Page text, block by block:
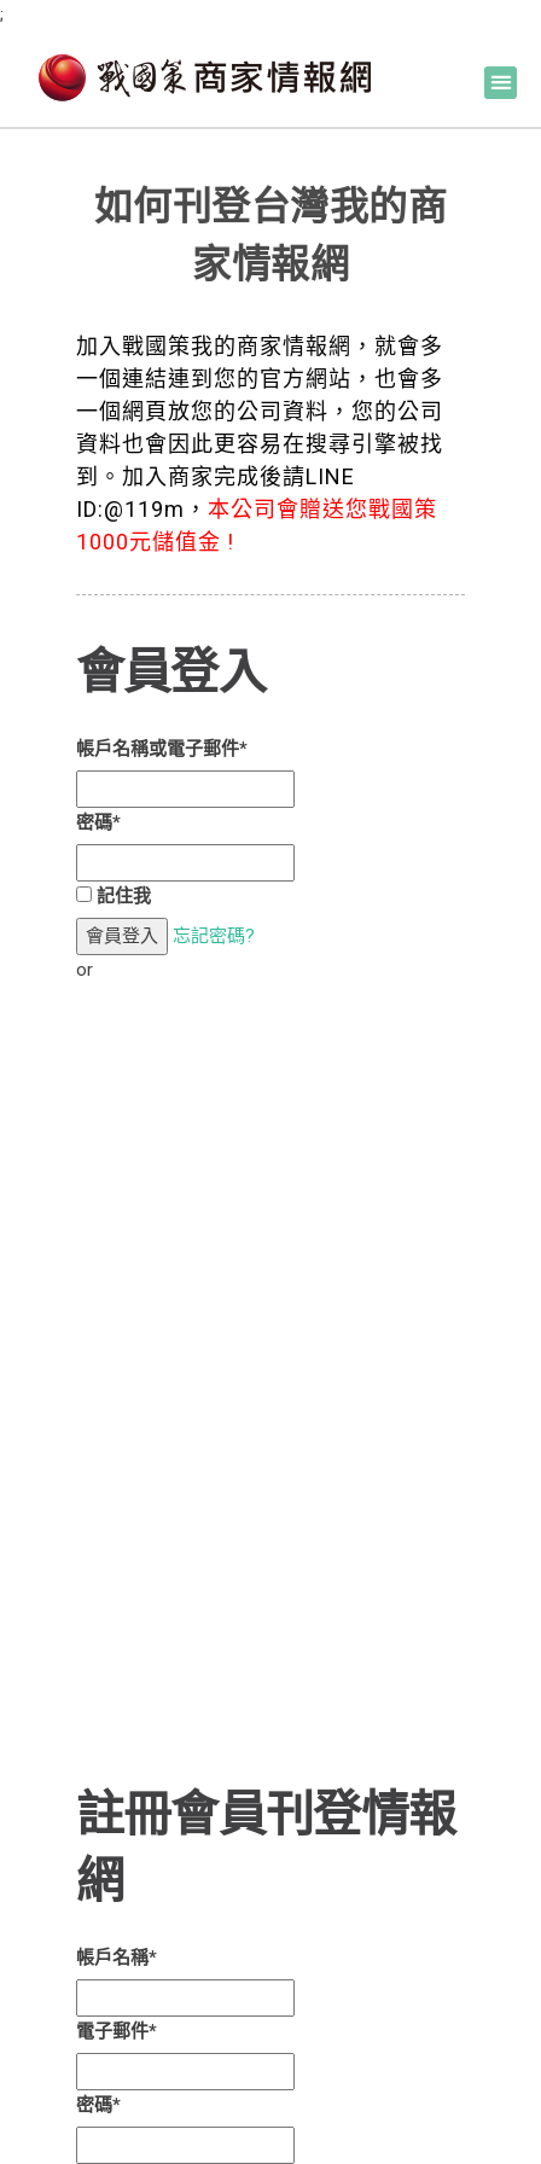
;
如何刊登台灣我的商
家情報網
加入戰國策我的商家情報網，就會多
一個連結連到您的官方網站，也會多
一個網頁放您的公司資料，您的公司
資料也會因此更容易在搜尋引擎被找
到。加入商家完成後請LINE
ID:@119m， 本公司會贈送您戰國策
1000元儲值金 !
會員登入
帳戶名稱或電子郵件*
密碼*
記住我
會員登入
忘記密碼?
or
註冊會員刊登情報
網
帳戶名稱*
電子郵件*
密碼*